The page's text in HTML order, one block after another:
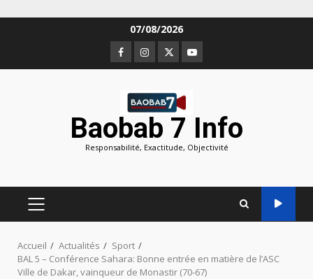
07/08/2026
Facebook
Instagram
TwitterYoutube
Baobab 7 Info
Responsabilité, Exactitude, Objectivité
MENU
PRINCIPAL
Accueil Actualités
Sport
BAL 5 – Conférence Sahara: Bonne entrée en matière de l’ASC
Ville de Dakar, vainqueur de Monastir (70-67)